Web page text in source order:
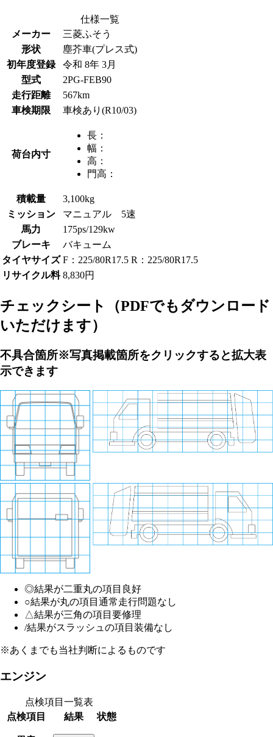
仕様一覧
メーカー
三菱ふそう
形状
塵芥車(プレス式)
初年度登録
令和 8年 3月
型式
2PG-FEB90
走行距離
567km
車検期限
車検あり(R10/03)
荷台内寸
長：
幅：
高：
門高：
積載量
3,100kg
ミッション
マニュアル 5速
馬力
175ps/129kw
ブレーキ
バキューム
タイヤサイズ F：225/80R17.5 R：225/80R17.5
リサイクル料 8,830円
チェックシート
（PDFでもダウンロード
いただけます）
不具合箇所※写真掲載箇所をクリックすると拡大表
示できます
◎結果が二重丸の項目 良好
○結果が丸の項目 通常走行問題なし
△結果が三角の項目 要修理
/結果がスラッシュの項目 装備なし
※あくまでも当社判断によるものです
エンジン
点検項目一覧表
点検項目
結果 状態